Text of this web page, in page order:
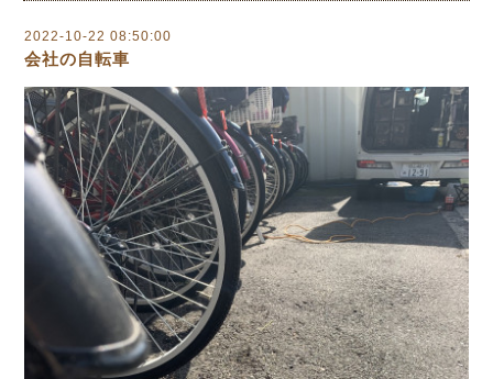
2022-10-22 08:50:00
会社の自転車